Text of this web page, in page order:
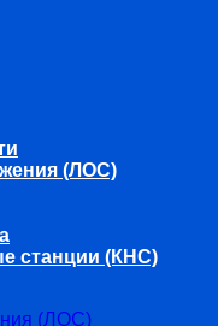
(ЛОС)
станции (КНС)
(ЛОС)